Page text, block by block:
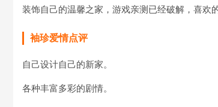
装饰自己的温馨之家，游戏亲测已经破解，喜欢
袖珍爱情点评
自己设计自己的新家。
各种丰富多彩的剧情。